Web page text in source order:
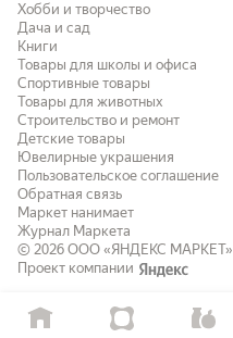
Хобби и творчество
Дача и сад
Книги
Товары для школы и офиса
Спортивные товары
Товары для животных
Строительство и ремонт
Детские товары
Ювелирные украшения
Пользовательское соглашение
Обратная связь
Маркет нанимает
Журнал Маркета
© 2026 ООО «ЯНДЕКС МАРКЕТ»
Проект компании